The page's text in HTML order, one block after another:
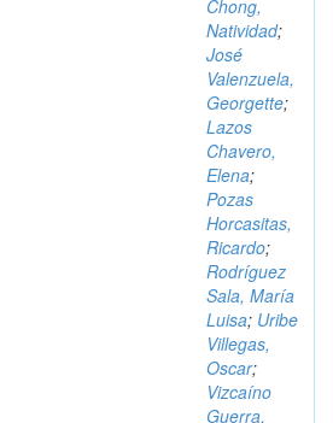
Chong,
Natividad;
José
Valenzuela,
Georgette;
Lazos
Chavero,
Elena;
Pozas
Horcasitas,
Ricardo;
Rodríguez
Sala, María
Luisa; Uribe
Villegas,
Oscar;
Vizcaíno
Guerra,